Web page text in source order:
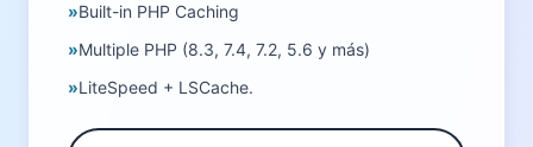
»Built-in PHP Caching
»Multiple PHP (8.3, 7.4, 7.2, 5.6 y más)
»LiteSpeed + LSCache.